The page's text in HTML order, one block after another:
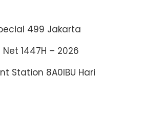
499 Jakarta
1447H – 2026
Station 8A0IBU Hari